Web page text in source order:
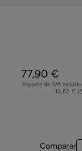
77,90 €
Importe de IVA
13,52 €
Comparar